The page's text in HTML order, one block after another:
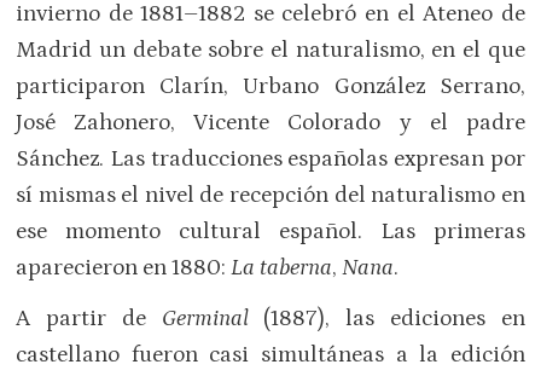
invierno de 1881–1882 se celebró en el Ateneo de
Madrid un debate sobre el naturalismo, en el que
participaron Clarín, Urbano González Serrano,
José Zahonero, Vicente Colorado y el padre
Sánchez. Las traducciones españolas expresan por
sí mismas el nivel de recepción del naturalismo en
ese momento cultural español. Las primeras
aparecieron en 1880:La taberna,Nana.
A partir de Germinal (1887), las ediciones en
castellano fueron casi simultáneas a la edición